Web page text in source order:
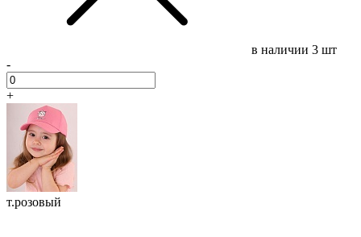
в наличии 3 шт
-
+
т.розовый